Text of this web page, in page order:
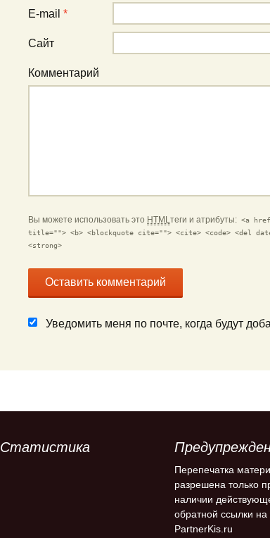
E-mail *
Сайт
Комментарий
Вы можете использовать это HTMLтеги и атрибуты: <a
title=""> <b> <blockquote cite=""> <cite> <code> <del
<strong>
Уведомить меня по почте, когда будут
Статистика
Перепечатка
разрешена только
наличии
обратной ссылки на
PartnerKis.ru